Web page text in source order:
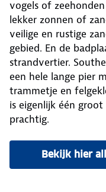
vogels of
lekker zonnen of
veilige en rustige
gebied. En de
strandvertier.
een hele lange pier
trammetje en
is eigenlijk één
prachtig.
Bekijk hier